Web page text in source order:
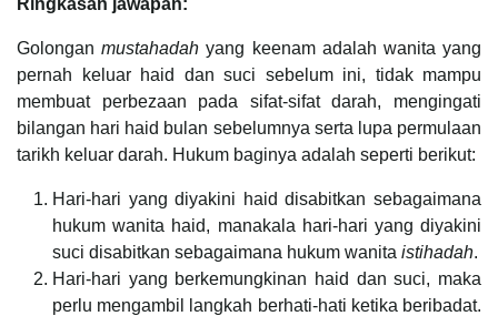
Golonganmustahadah yang keenam adalah wanita yang
pernah keluar haid dan suci sebelum ini, tidak mampu
membuat perbezaan pada sifat-sifat darah, mengingati
bilangan hari haid bulan sebelumnya serta lupa permulaan
tarikh keluar darah. Hukum baginya adalah seperti berikut:
Hari-hari yang diyakini haid disabitkan sebagaimana
hukum wanita haid, manakala hari-hari yang diyakini
suci disabitkan sebagaimana hukum wanita istihadah.
Hari-hari yang berkemungkinan haid dan suci, maka
perlu mengambil langkah berhati-hati ketika beribadat.